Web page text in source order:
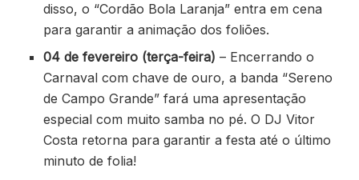
disso, o “Cordão Bola Laranja” entra em cena
para garantir a animação dos foliões.
04 de fevereiro (terça-feira) – Encerrando o
Carnaval com chave de ouro, a banda “Sereno
de Campo Grande” fará uma apresentação
especial com muito samba no pé. O DJ Vitor
Costa retorna para garantir a festa até o último
minuto de folia!